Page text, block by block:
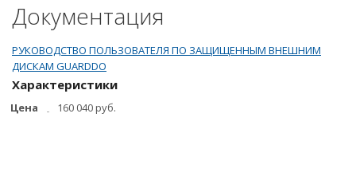
Документация
РУКОВОДСТВО ПОЛЬЗОВАТЕЛЯ ПО ЗАЩИЩЕННЫМ ВНЕШНИМ
ДИСКАМ GUARDDO
Характеристики
Цена 160 040 руб.